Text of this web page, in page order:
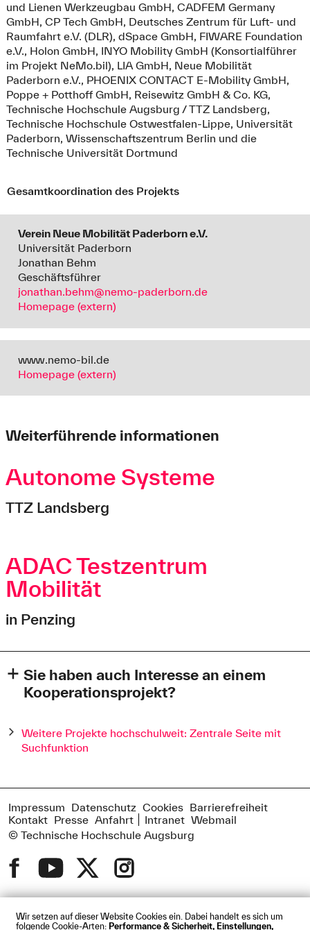
Wir setzen auf dieser Website Cookies ein. Dabei handelt es sich um
folgende Cookie-Arten: Performance & Sicherheit, Einstellungen,
und Lienen Werkzeugbau GmbH, CADFEM Germany
GmbH, CP Tech GmbH, Deutsches Zentrum für Luft- und
Raumfahrt e.V. (DLR), dSpace GmbH, FIWARE Foundation
e.V., Holon GmbH, INYO Mobility GmbH (Konsortialführer
im Projekt NeMo.bil), LIA GmbH, Neue Mobilität
Paderborn e.V., PHOENIX CONTACT E-Mobility GmbH,
Poppe + Potthoff GmbH, Reisewitz GmbH & Co. KG,
Technische Hochschule Augsburg / TTZ Landsberg,
Technische Hochschule Ostwestfalen-Lippe, Universität
Paderborn, Wissenschaftszentrum Berlin und die
Technische Universität Dortmund
Gesamtkoordination des Projekts
Verein Neue Mobilität Paderborn e.V.
Universität Paderborn
Jonathan Behm
Geschäftsführer
jonathan.behm@nemo-paderborn.de
Homepage (extern)
www.nemo-bil.de
Homepage (extern)
Weiterführende informationen
Autonome Systeme
TTZ Landsberg
ADAC Testzentrum
Mobilität
in Penzing
Sie haben auch Interesse an einem
Kooperationsprojekt?
aus Augsburg oder der Region Bayerisch-Schwaben? Sie
haben dafür eine spannende Projektidee und suchen
einen externen Kooperationspartner für Ihr Vorhaben
finden? – Wir vermitteln Ihnen gerne passende Partner
bzw. Ideen für Forschungs- und Entwicklungsprojekte in
Augsburg und der Region.
Nennen Sie uns ihre Kontaktdaten, wir nehmen Kontakt mit
Weitere Projekte hochschulweit: Zentrale Seite mit
Suchfunktion
Impressum Datenschutz Cookies Barrierefreiheit
Kontakt Presse Anfahrt Intranet Webmail
© Technische Hochschule Augsburg